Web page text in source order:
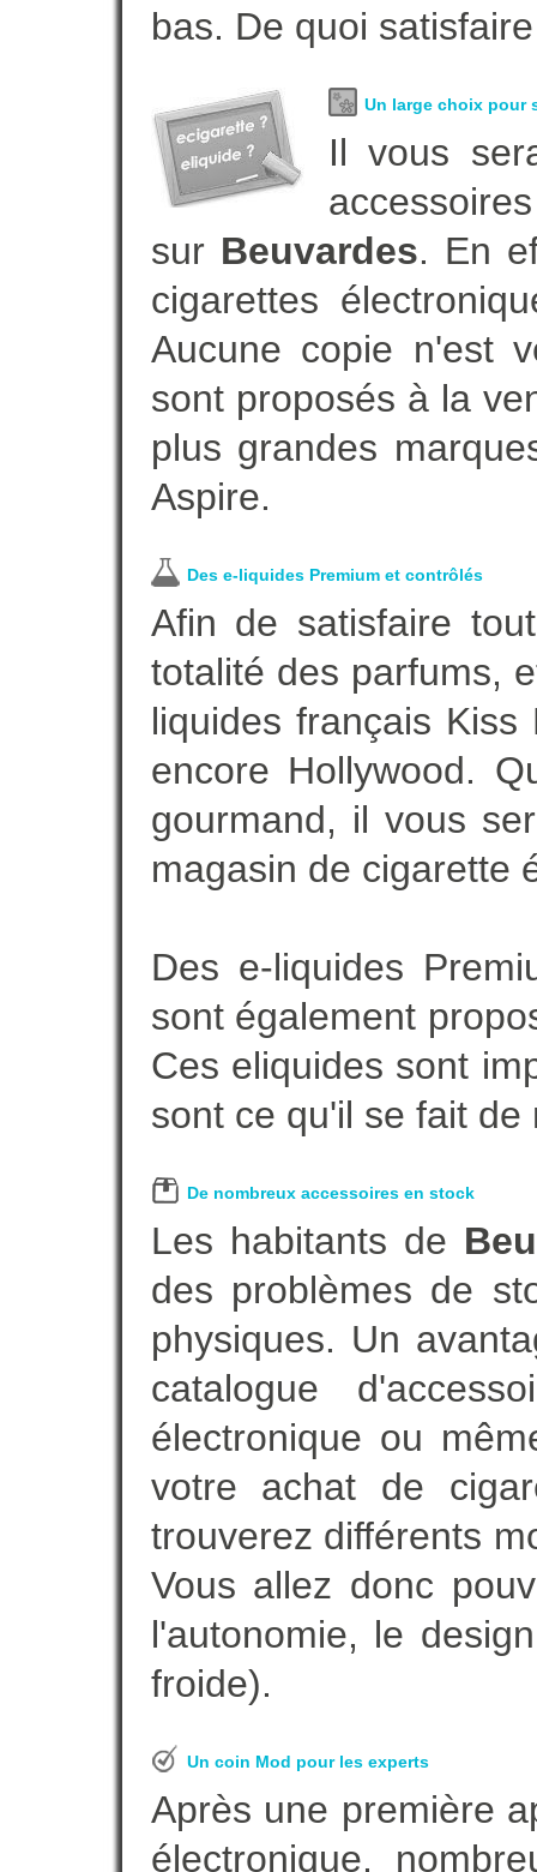
bas. De quoi
Un large choix pour
Il vous
sur Beuvardes. En
cigarettes
Aucune copie n'est
sont proposés à la
plus grandes
Aspire.
Des e-liquides Premium et contrôlés
Afin de satisfaire
totalité des parfums,
liquides français
encore Hollywood.
gourmand, il vous
magasin de cigarette
Des e-liquides
sont également
Ces eliquides sont
sont ce qu'il se fait
De nombreux accessoires en stock
Les habitants de
des problèmes de
physiques. Un
catalogue
électronique ou
votre achat de
trouverez différents
Vous allez donc
l'autonomie, le
froide).
Un coin Mod pour les experts
Après une première
électronique,